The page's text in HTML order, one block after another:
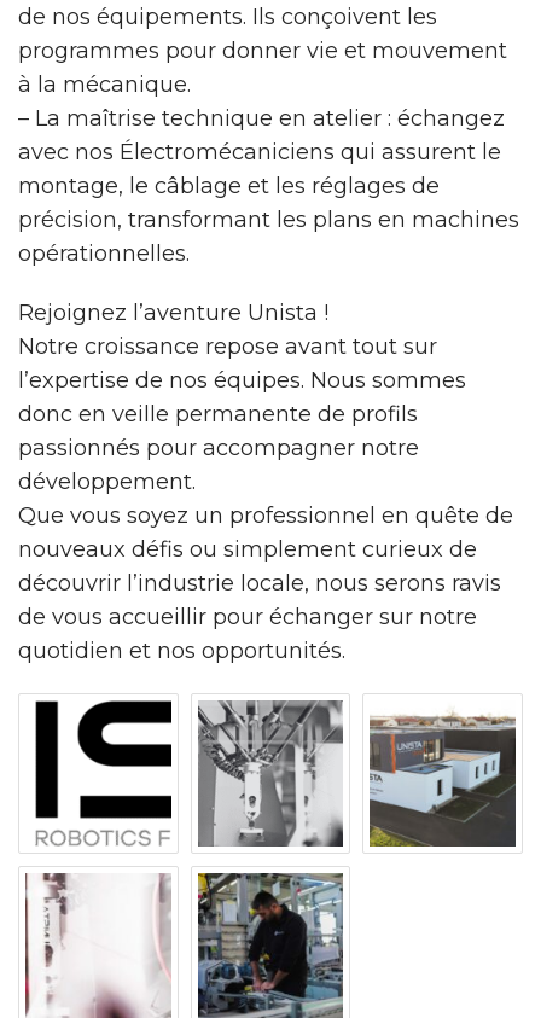
de nos équipements. Ils conçoivent les
programmes pour donner vie et mouvement
à la mécanique.
– La maîtrise technique en atelier : échangez
avec nos Électromécaniciens qui assurent le
montage, le câblage et les réglages de
précision, transformant les plans en machines
opérationnelles.
Rejoignez l’aventure Unista !
Notre croissance repose avant tout sur
l’expertise de nos équipes. Nous sommes
donc en veille permanente de profils
passionnés pour accompagner notre
développement.
Que vous soyez un professionnel en quête de
nouveaux défis ou simplement curieux de
découvrir l’industrie locale, nous serons ravis
de vous accueillir pour échanger sur notre
quotidien et nos opportunités.